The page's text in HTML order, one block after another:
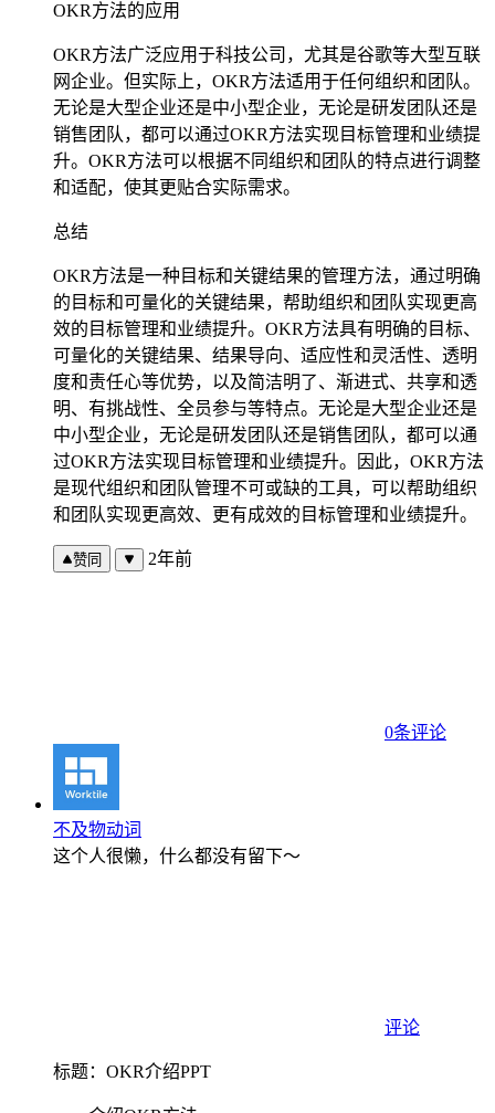
OKR方法的应用
OKR方法广泛应用于科技公司，尤其是谷歌等大型互联
网企业。但实际上，OKR方法适用于任何组织和团队。
无论是大型企业还是中小型企业，无论是研发团队还是
销售团队，都可以通过OKR方法实现目标管理和业绩提
升。OKR方法可以根据不同组织和团队的特点进行调整
和适配，使其更贴合实际需求。
总结
OKR方法是一种目标和关键结果的管理方法，通过明确
的目标和可量化的关键结果，帮助组织和团队实现更高
效的目标管理和业绩提升。OKR方法具有明确的目标、
可量化的关键结果、结果导向、适应性和灵活性、透明
度和责任心等优势，以及简洁明了、渐进式、共享和透
明、有挑战性、全员参与等特点。无论是大型企业还是
中小型企业，无论是研发团队还是销售团队，都可以通
过OKR方法实现目标管理和业绩提升。因此，OKR方法
是现代组织和团队管理不可或缺的工具，可以帮助组织
和团队实现更高效、更有成效的目标管理和业绩提升。
赞同 2年前
0条评论
不及物动词
这个人很懒，什么都没有留下～
评论
标题：OKR介绍PPT